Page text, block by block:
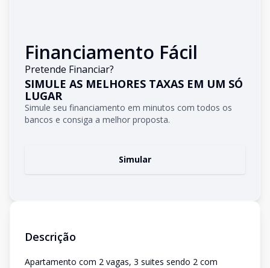
Financiamento Fácil
Pretende Financiar?
SIMULE AS MELHORES TAXAS EM UM SÓ
LUGAR
Simule seu financiamento em minutos com todos os
bancos e consiga a melhor proposta.
Simular
Descrição
Apartamento com 2 vagas, 3 suites sendo 2 com